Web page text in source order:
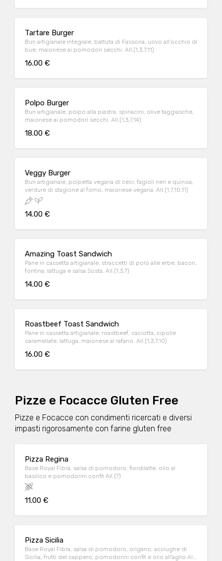
Tartare Burger
Bun artigianale integrale, battuta di Fassona, uovo all'occhio di
bue, maionese ai pomodori secchi. All.(1,3,7,11)
16.00 €
Polpo Burger
Bun artigianale, polpo alla piastra, spinacini, olive taggiasche,
maionese ai pomodori secchi. All.(1,3,7,14)
18.00 €
Veggy Burger
Bun artigianale, polpetta vegana di ceci, fagioli neri e quinoa,
verdure di stagione al forno, maionese vegana. All.(1,7,10,11)
14.00 €
Amazing Toast Sandwich
Pane in cassetta artigianale, straccetti di polo alle erbe, bacon,
fontina, lattuga e salsa Sosta. All.(1,3,7)
14.00 €
Roastbeef Toast Sandwich
Pane in cassetta artigianale, roastbeef, caciotta, cipolle
caramellate, lattuga, maionese al rafano. All.(1,3,7,10)
16.00 €
Pizze e Focacce Gluten Free
Pizze e Focacce con condimenti ricercati e diversi
impasti rigorosamente con farine gluten free
Pizza Regina
Base Royal Fibra, salsa di pomodoro, fiordilatte, olio al
basilico e pomodorini confit All.(7)
11.00 €
Pizza Sicilia
Base Royal Fibra, salsa di pomodoro, origano, acciughe di
Sicilia, frutti del cappero, pomodorini confit e olio all'aglio All.